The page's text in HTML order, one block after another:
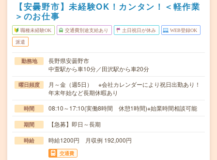
【安曇野市】未経験OK！カンタン！＜軽作業
＞のお仕事
職種未経験OK 交通費別途支給あり 土日祝日が休み WEB登録OK
派遣
勤務地
長野県安曇野市
中萱駅から車10分／田沢駅から車20分
曜日頻度
月～金（週5日） ※会社カレンダーにより祝日出勤あり！
年末年始など長期休暇あり
時間 08:10～17:10(実働8時間 休憩1時間)※始業時間相談可能
期間 【急募】即日～長期
時給 時給1200円 月収例 192,000円
交通費